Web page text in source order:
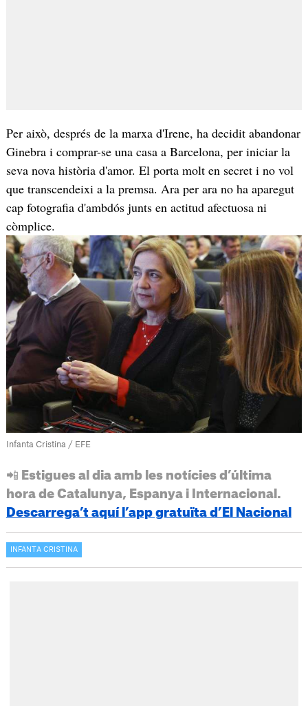
Per això, després de la marxa d'Irene, ha decidit abandonar
Ginebra i comprar-se una casa a Barcelona, per iniciar la
seva nova història d'amor. El porta molt en secret i no vol
que transcendeixi a la premsa. Ara per ara no ha aparegut
cap fotografia d'ambdós junts en actitud afectuosa ni
còmplice.
Infanta Cristina / EFE
📲 Estigues al dia amb les notícies d’última
hora de Catalunya, Espanya i Internacional.
Descarrega’t aquí l’app gratuïta d’El Nacional
INFANTA CRISTINA